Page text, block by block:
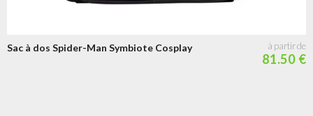
Sac à dos Spider-Man Symbiote Cosplay
81.50 €